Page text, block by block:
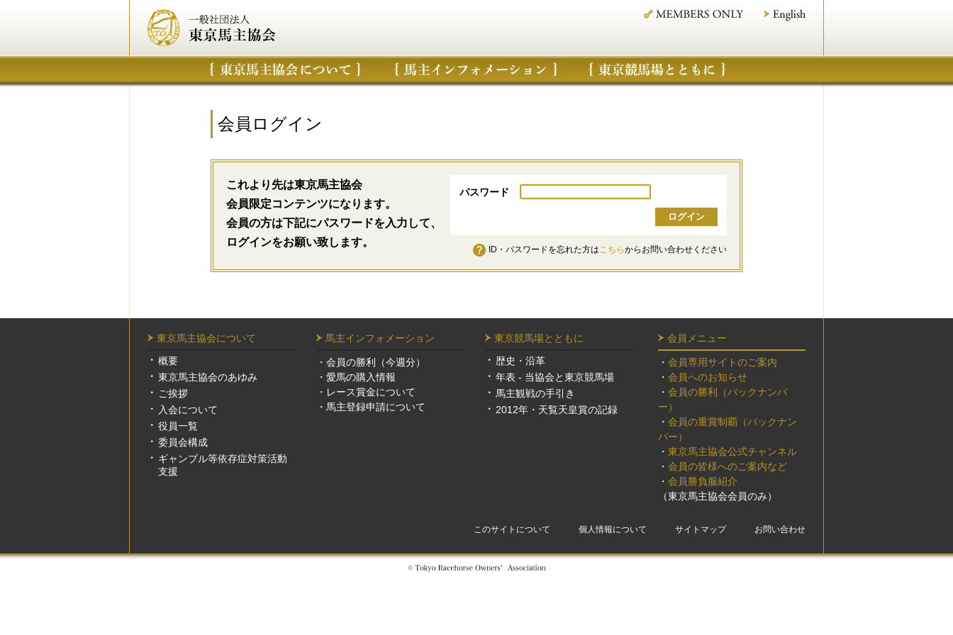
会員ログイン
これより先は東京馬主協会
会員限定コンテンツになります。
会員の方は下記にパスワードを入力して、
ログインをお願い致します。
パスワード
ID・パスワードを忘れた方はこちらからお問い合わせください
東京馬主協会について
概要
東京馬主協会のあゆみ
ご挨拶
入会について
役員一覧
委員会構成
ギャンブル等依存症対策活動
支援
馬主インフォメーション
・ 会員の勝利（今週分）
・ 愛馬の購入情報
・ レース賞金について
・ 馬主登録申請について
東京競馬場とともに
歴史・沿革
年表 - 当協会と東京競馬場
馬主観戦の手引き
2012年・天覧天皇賞の記録
会員メニュー
・ 会員専用サイトのご案内
・ 会員へのお知らせ
・ 会員の勝利（バックナンバ
ー）
・ 会員の重賞制覇（バックナン
バー）
・ 東京馬主協会公式チャンネル
・ 会員の皆様へのご案内など
・ 会員勝負服紹介
（東京馬主協会会員のみ）
このサイトについて 個人情報について サイトマップ お問い合わせ